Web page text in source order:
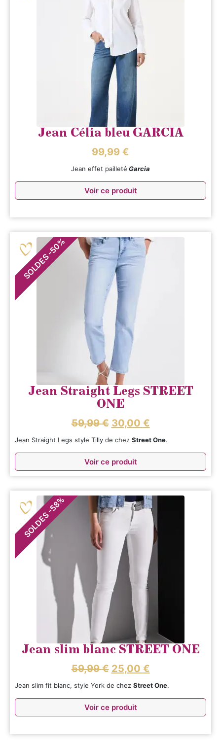
Jean Célia bleu GARCIA
99,99 €
Jean effet pailleté Garcia
Voir ce produit
SOLDES
-
50
%
Jean Straight Legs STREET
ONE
59,99€ 30,00 €
Jean Straight Legs style Tilly de chez Street One.
Voir ce produit
SOLDES
-
58
%
Jean slim blanc STREET ONE
59,99€ 25,00 €
Jean slim fit blanc, style York de chez Street One.
Voir ce produit